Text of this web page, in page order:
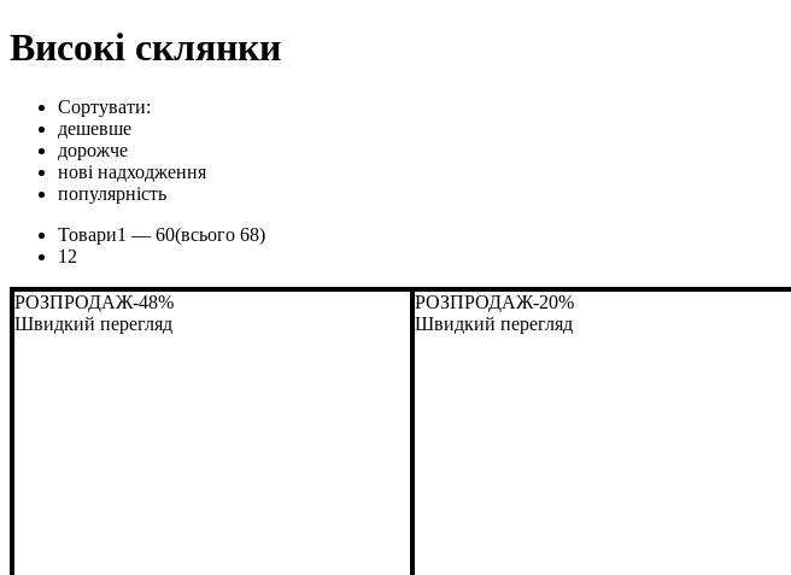
Високі склянки
Сортувати:
дешевше
дорожче
нові надходження
популярність
Товари1 — 60(всього 68)
1 2
РОЗПРОДАЖ-48%
Швидкий перегляд
РОЗПРОДАЖ-20%
Швидкий перегляд